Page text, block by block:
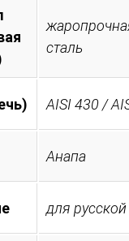
сталь
AISI 430 /
Анапа
для